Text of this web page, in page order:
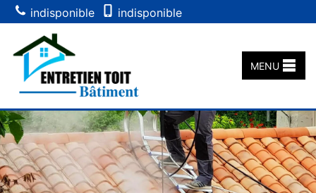
indisponible indisponible
MENU